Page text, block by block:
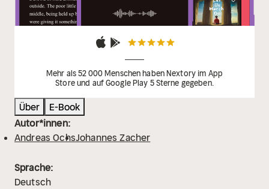
Mehr als 52 000 Menschen haben Nextory im App
Store und auf Google Play 5 Sterne gegeben.
Über
E-Book
Autor*innen:
Andreas OchsJohannes Zacher
Sprache:
Deutsch